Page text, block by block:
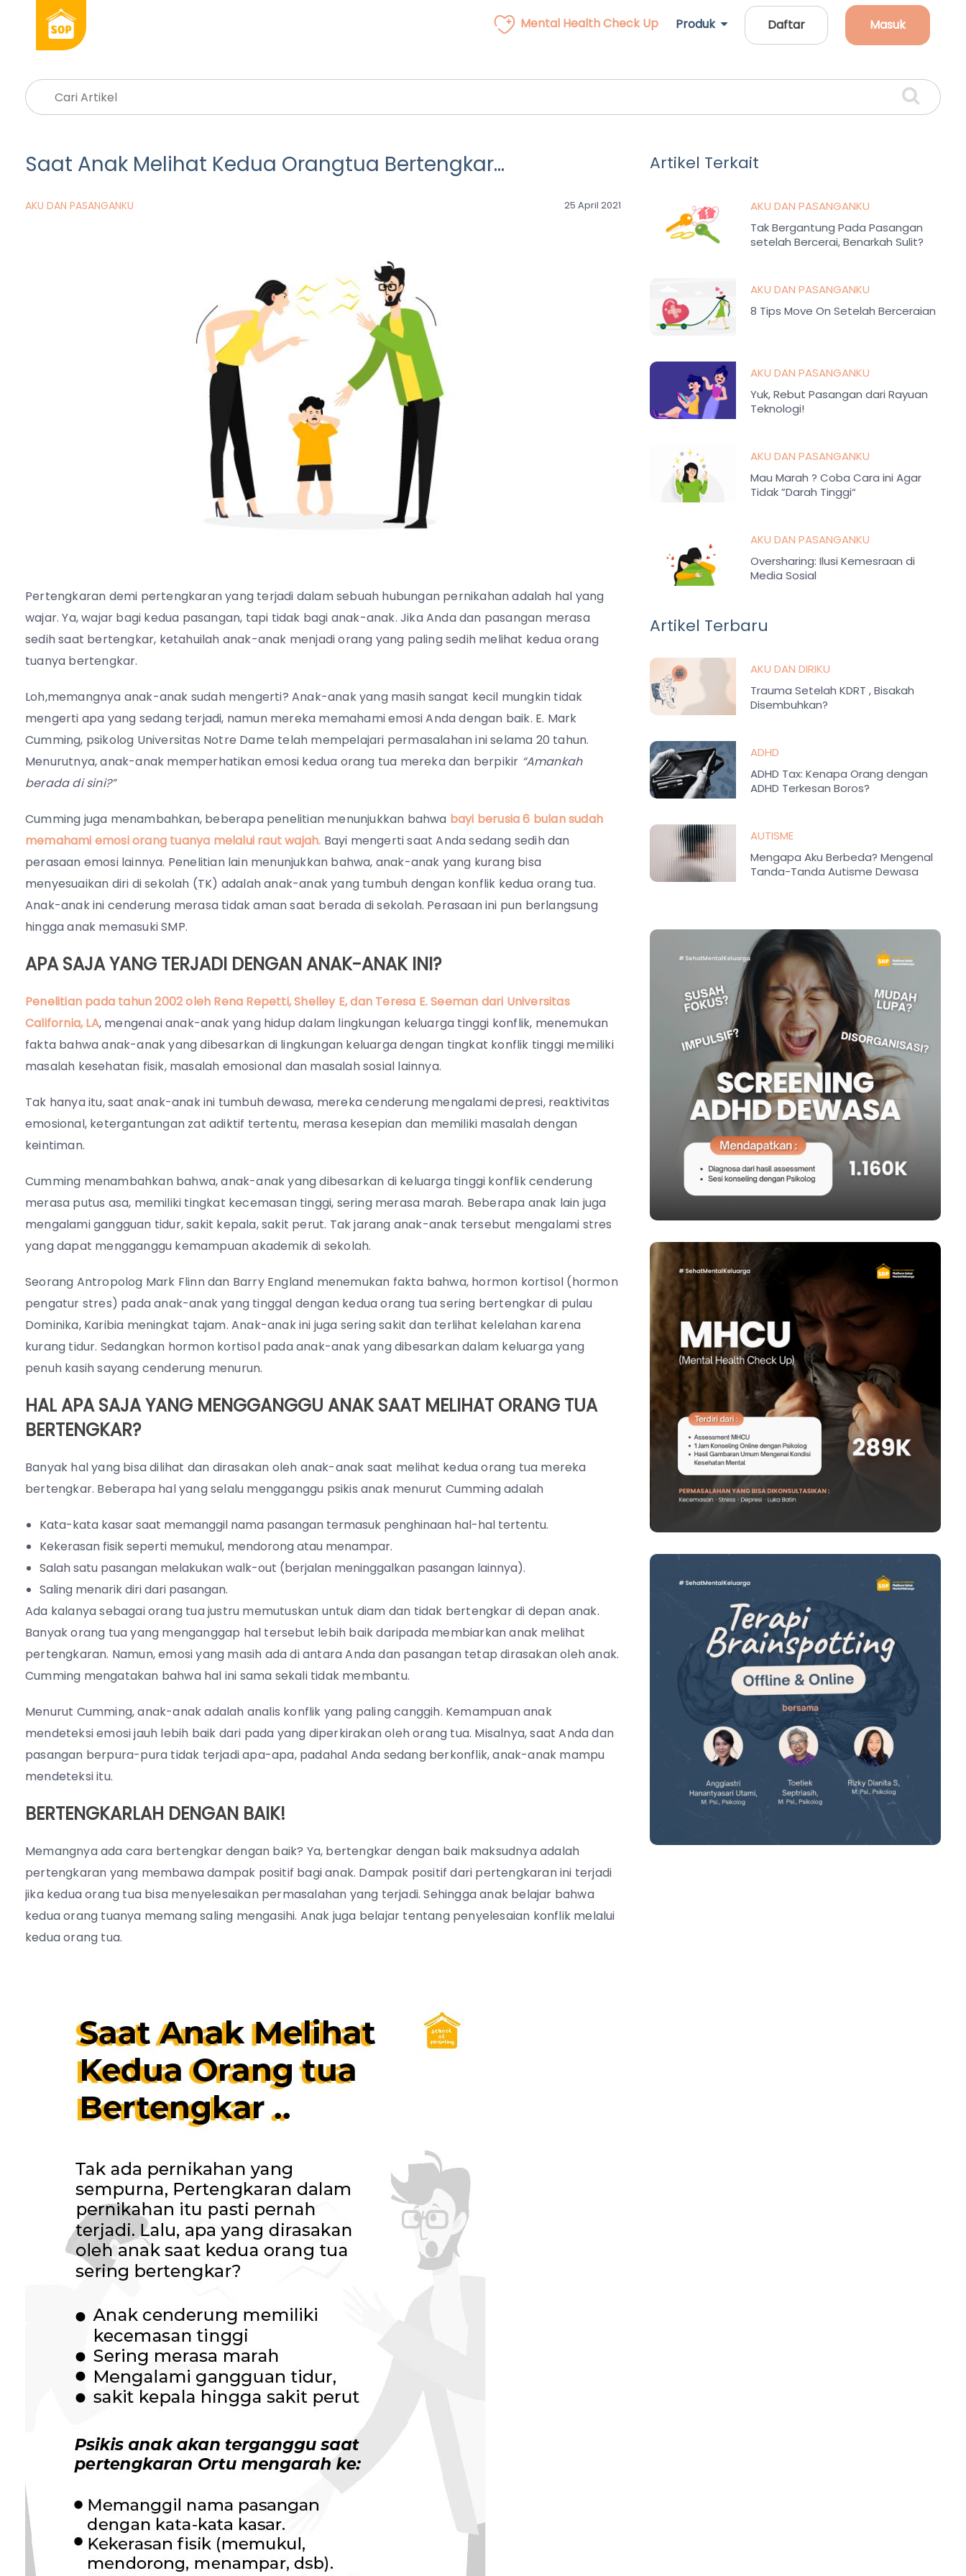
Mental Health Check Up Produk Daftar Masuk
Saat Anak Melihat Kedua Orangtua Bertengkar…
AKU DAN PASANGANKU 25 April 2021
Pertengkaran demi pertengkaran yang terjadi dalam sebuah hubungan pernikahan adalah hal yang
wajar. Ya, wajar bagi kedua pasangan, tapi tidak bagi anak-anak. Jika Anda dan pasangan merasa
sedih saat bertengkar, ketahuilah anak-anak menjadi orang yang paling sedih melihat kedua orang
tuanya bertengkar.
Loh,memangnya anak-anak sudah mengerti? Anak-anak yang masih sangat kecil mungkin tidak
mengerti apa yang sedang terjadi, namun mereka memahami emosi Anda dengan baik. E. Mark
Cumming, psikolog Universitas Notre Dame telah mempelajari permasalahan ini selama 20 tahun.
Menurutnya, anak-anak memperhatikan emosi kedua orang tua mereka dan berpikir “Amankah
berada di sini?”
Cumming juga menambahkan, beberapa penelitian menunjukkan bahwa bayi berusia 6 bulan sudah
memahami emosi orang tuanya melalui raut wajah. Bayi mengerti saat Anda sedang sedih dan
perasaan emosi lainnya. Penelitian lain menunjukkan bahwa, anak-anak yang kurang bisa
menyesuaikan diri di sekolah (TK) adalah anak-anak yang tumbuh dengan konflik kedua orang tua.
Anak-anak ini cenderung merasa tidak aman saat berada di sekolah. Perasaan ini pun berlangsung
hingga anak memasuki SMP.
APA SAJA YANG TERJADI DENGAN ANAK-ANAK INI?
Penelitian pada tahun 2002 oleh Rena Repetti, Shelley E, dan Teresa E. Seeman dari Universitas
California, LA, mengenai anak-anak yang hidup dalam lingkungan keluarga tinggi konflik, menemukan
fakta bahwa anak-anak yang dibesarkan di lingkungan keluarga dengan tingkat konflik tinggi memiliki
masalah kesehatan fisik, masalah emosional dan masalah sosial lainnya.
Tak hanya itu, saat anak-anak ini tumbuh dewasa, mereka cenderung mengalami depresi, reaktivitas
emosional, ketergantungan zat adiktif tertentu, merasa kesepian dan memiliki masalah dengan
keintiman.
Cumming menambahkan bahwa, anak-anak yang dibesarkan di keluarga tinggi konflik cenderung
merasa putus asa, memiliki tingkat kecemasan tinggi, sering merasa marah. Beberapa anak lain juga
mengalami gangguan tidur, sakit kepala, sakit perut. Tak jarang anak-anak tersebut mengalami stres
yang dapat mengganggu kemampuan akademik di sekolah.
Seorang Antropolog Mark Flinn dan Barry England menemukan fakta bahwa, hormon kortisol (hormon
pengatur stres) pada anak-anak yang tinggal dengan kedua orang tua sering bertengkar di pulau
Dominika, Karibia meningkat tajam. Anak-anak ini juga sering sakit dan terlihat kelelahan karena
kurang tidur. Sedangkan hormon kortisol pada anak-anak yang dibesarkan dalam keluarga yang
penuh kasih sayang cenderung menurun.
HAL APA SAJA YANG MENGGANGGU ANAK SAAT MELIHAT ORANG TUA
BERTENGKAR?
Banyak hal yang bisa dilihat dan dirasakan oleh anak-anak saat melihat kedua orang tua mereka
bertengkar. Beberapa hal yang selalu mengganggu psikis anak menurut Cumming adalah
Kata-kata kasar saat memanggil nama pasangan termasuk penghinaan hal-hal tertentu.
Kekerasan fisik seperti memukul, mendorong atau menampar.
Salah satu pasangan melakukan walk-out (berjalan meninggalkan pasangan lainnya).
Saling menarik diri dari pasangan.
Ada kalanya sebagai orang tua justru memutuskan untuk diam dan tidak bertengkar di depan anak.
Banyak orang tua yang menganggap hal tersebut lebih baik daripada membiarkan anak melihat
pertengkaran. Namun, emosi yang masih ada di antara Anda dan pasangan tetap dirasakan oleh anak.
Cumming mengatakan bahwa hal ini sama sekali tidak membantu.
Menurut Cumming, anak-anak adalah analis konflik yang paling canggih. Kemampuan anak
mendeteksi emosi jauh lebih baik dari pada yang diperkirakan oleh orang tua. Misalnya, saat Anda dan
pasangan berpura-pura tidak terjadi apa-apa, padahal Anda sedang berkonflik, anak-anak mampu
mendeteksi itu.
BERTENGKARLAH DENGAN BAIK!
Memangnya ada cara bertengkar dengan baik? Ya, bertengkar dengan baik maksudnya adalah
pertengkaran yang membawa dampak positif bagi anak. Dampak positif dari pertengkaran ini terjadi
jika kedua orang tua bisa menyelesaikan permasalahan yang terjadi. Sehingga anak belajar bahwa
kedua orang tuanya memang saling mengasihi. Anak juga belajar tentang penyelesaian konflik melalui
kedua orang tua.
Artikel Terkait
AKU DAN PASANGANKU
Tak Bergantung Pada Pasangan
setelah Bercerai, Benarkah Sulit?
AKU DAN PASANGANKU
8 Tips Move On Setelah Berceraian
AKU DAN PASANGANKU
Yuk, Rebut Pasangan dari Rayuan
Teknologi!
AKU DAN PASANGANKU
Mau Marah ? Coba Cara ini Agar
Tidak ”Darah Tinggi“
AKU DAN PASANGANKU
Oversharing: Ilusi Kemesraan di
Media Sosial
Artikel Terbaru
AKU DAN DIRIKU
Trauma Setelah KDRT , Bisakah
Disembuhkan?
ADHD
ADHD Tax: Kenapa Orang dengan
ADHD Terkesan Boros?
AUTISME
Mengapa Aku Berbeda? Mengenal
Tanda-Tanda Autisme Dewasa